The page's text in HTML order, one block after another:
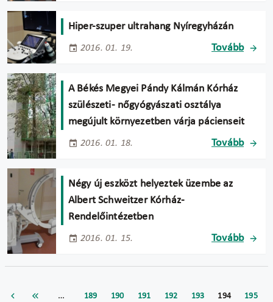
Hiper-szuper ultrahang Nyíregyházán
2016. 01. 19. Tovább
A Békés Megyei Pándy Kálmán Kórház
szülészeti- nőgyógyászati osztálya
megújult környezetben várja pácienseit
2016. 01. 18. Tovább
Négy új eszközt helyeztek üzembe az
Albert Schweitzer Kórház-
Rendelőintézetben
2016. 01. 15. Tovább
… 189 190 191 192 193 194 195